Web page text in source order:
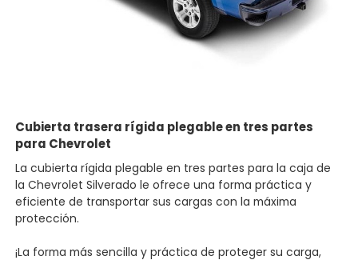
Cubierta trasera rígida plegable en tres partes
para Chevrolet
La cubierta rígida plegable en tres partes para la caja de
la Chevrolet Silverado le ofrece una forma práctica y
eficiente de transportar sus cargas con la máxima
protección.
¡La forma más sencilla y práctica de proteger su carga,